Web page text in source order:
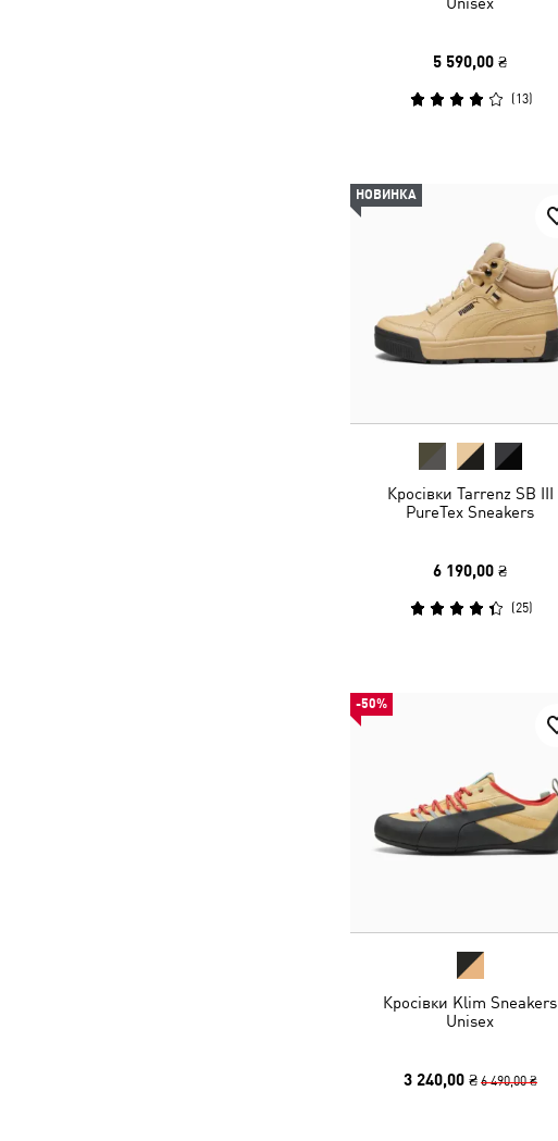
5 590,00 ₴
(13)
НОВИНКА
Кросівки Tarrenz SB III
PureTex Sneakers
6 190,00 ₴
(25)
-50%
Кросівки Klim Sneakers
Unisex
3 240,00 ₴ 6 490,00 ₴